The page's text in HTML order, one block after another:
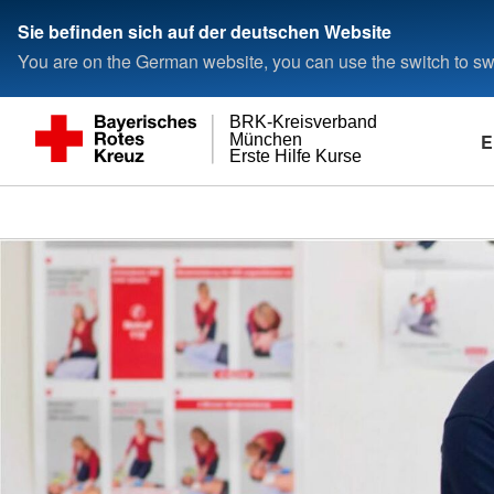
Sie befinden sich auf der deutschen Website
You are on the German website, you can use the switch to
Erste Hilfe Kurse
München
BRK-Kreisverband